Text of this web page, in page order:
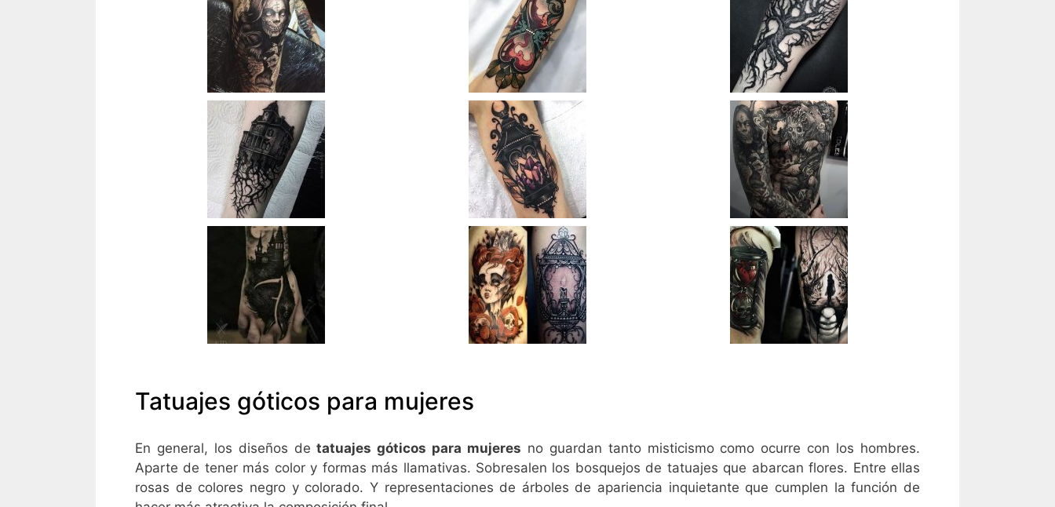
Tatuajes góticos para mujeres
En general, los diseños detatuajes góticos para mujeres no guardan tanto misticismo como ocurre con los hombres.
Aparte de tener más color y formas más llamativas. Sobresalen los bosquejos de tatuajes que abarcan flores. Entre ellas
rosas de colores negro y colorado. Y representaciones de árboles de apariencia inquietante que cumplen la función de